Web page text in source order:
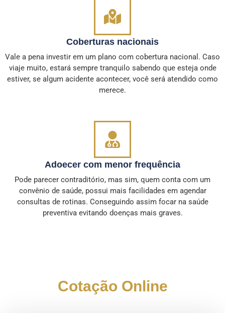
Coberturas nacionais
Vale a pena investir em um plano com cobertura nacional. Caso
viaje muito, estará sempre tranquilo sabendo que esteja onde
estiver, se algum acidente acontecer, você será atendido como
merece.
Adoecer com menor frequência
Pode parecer contraditório, mas sim, quem conta com um
convênio de saúde, possui mais facilidades em agendar
consultas de rotinas. Conseguindo assim focar na saúde
preventiva evitando doenças mais graves.
Cotação Online